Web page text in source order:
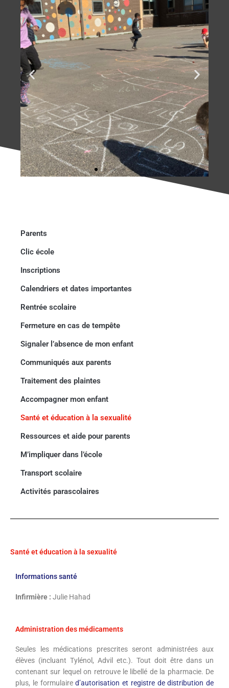
Parents
Clic école
Inscriptions
Calendriers et dates importantes
Rentrée scolaire
Fermeture en cas de tempête
Signaler l’absence de mon enfant
Communiqués aux parents
Traitement des plaintes
Accompagner mon enfant
Santé et éducation à la sexualité
Ressources et aide pour parents
M’impliquer dans l’école
Transport scolaire
Activités parascolaires
Santé et éducation à la sexualité
Informations santé
Infirmière : Julie Hahad
Administration des médicaments
Seules les médications prescrites seront administrées aux
élèves (incluant Tylénol, Advil etc.). Tout doit être dans un
contenant sur lequel on retrouve le libellé de la pharmacie. De
plus, le formulaired’autorisation et registre de distribution de